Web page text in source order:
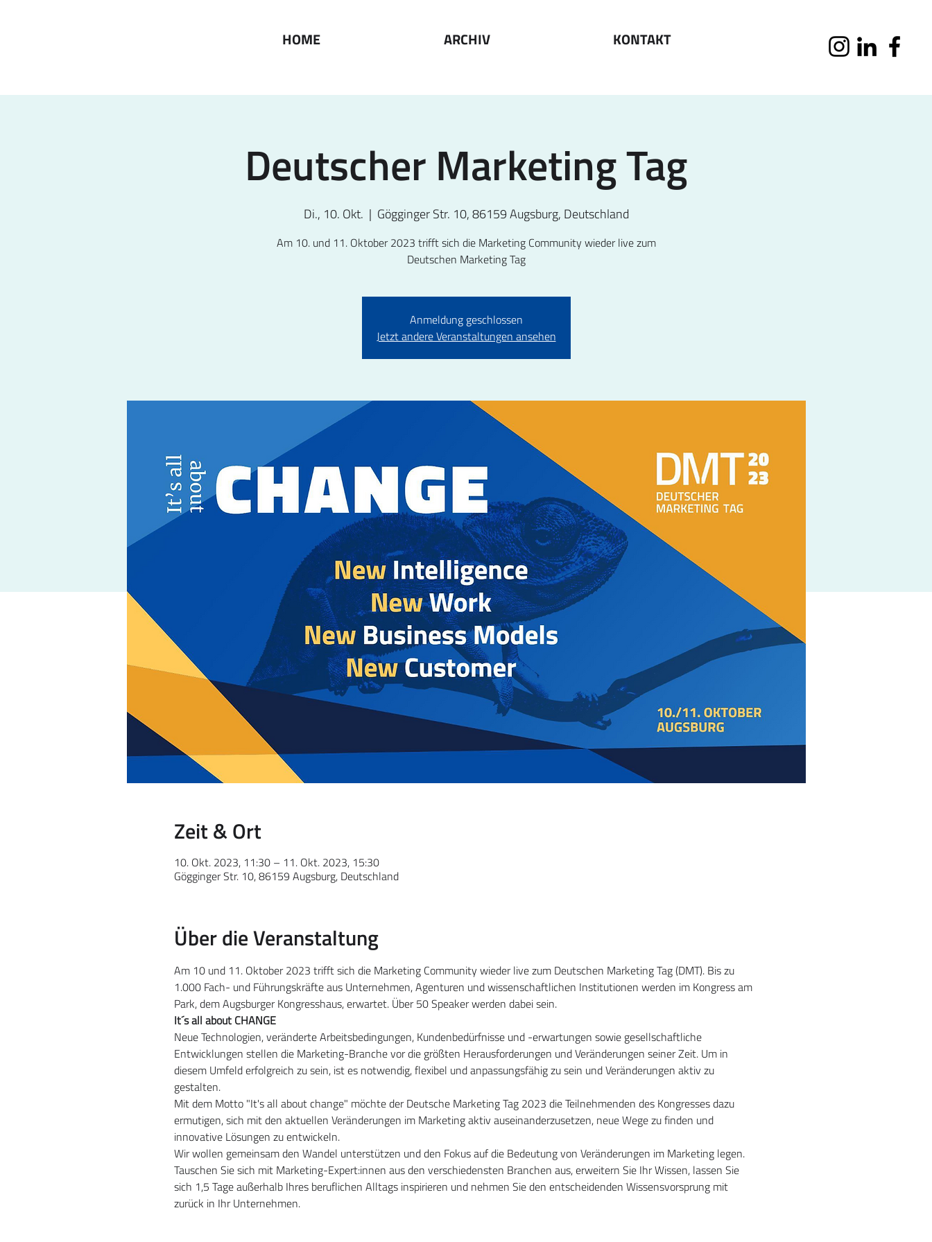
HOME ARCHIV KONTAKT
Deutscher Marketing Tag
Di., 10. Okt.
  |
Gögginger Str. 10, 86159 Augsburg, Deutschland
Am 10. und 11. Oktober 2023 trifft sich die Marketing Community wieder live zum
Deutschen Marketing Tag
Anmeldung geschlossen
Jetzt andere Veranstaltungen ansehen
Zeit & Ort
10. Okt. 2023, 11:30 – 11. Okt. 2023, 15:30
Gögginger Str. 10, 86159 Augsburg, Deutschland
Über die Veranstaltung
Am 10 und 11. Oktober 2023 trifft sich die Marketing Community wieder live zum Deutschen Marketing Tag (DMT). Bis zu
1.000 Fach- und Führungskräfte aus Unternehmen, Agenturen und wissenschaftlichen Institutionen werden im Kongress am
Park, dem Augsburger Kongresshaus, erwartet. Über 50 Speaker werden dabei sein.
It´s all about CHANGE
Neue Technologien, veränderte Arbeitsbedingungen, Kundenbedürfnisse und -erwartungen sowie gesellschaftliche
Entwicklungen stellen die Marketing-Branche vor die größten Herausforderungen und Veränderungen seiner Zeit. Um in
diesem Umfeld erfolgreich zu sein, ist es notwendig, flexibel und anpassungsfähig zu sein und Veränderungen aktiv zu
gestalten.
Mit dem Motto "It's all about change" möchte der Deutsche Marketing Tag 2023 die Teilnehmenden des Kongresses dazu
ermutigen, sich mit den aktuellen Veränderungen im Marketing aktiv auseinanderzusetzen, neue Wege zu finden und
innovative Lösungen zu entwickeln.
Wir wollen gemeinsam den Wandel unterstützen und den Fokus auf die Bedeutung von Veränderungen im Marketing legen.
Tauschen Sie sich mit Marketing-Expert:innen aus den verschiedensten Branchen aus, erweitern Sie Ihr Wissen, lassen Sie
sich 1,5 Tage außerhalb Ihres beruflichen Alltags inspirieren und nehmen Sie den entscheidenden Wissensvorsprung mit
zurück in Ihr Unternehmen.